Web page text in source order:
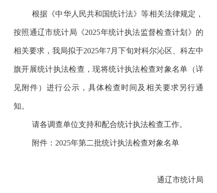
根据《中华人民共和国统计法》等相关法律规定 ，
按照通辽市统计局 《2025年统计执法监督检查计划》的
相关要求， 我局拟于2025年7月下旬对科尔沁区、科左中
旗开展统计执法检查 ，现将统计执法检查对象名单 （详
见附件）进行公示 ，具体检查时间及相关要求另行通
知。
请各调查单位支持和配合统计执法检查工作。
附件： 2025年第二批统计执法检查对象名单
通辽市统计局